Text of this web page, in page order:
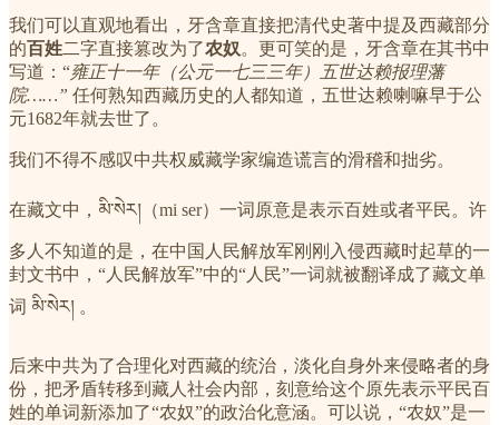
我们可以直观地看出，牙含章直接把清代史著中提及西藏部分
的百姓二字直接篡改为了农奴。更可笑的是，牙含章在其书中
写道：“雍正十一年（公元一七三三年）五世达赖报理藩
院……” 任何熟知西藏历史的人都知道，五世达赖喇嘛早于公
元1682年就去世了。
我们不得不感叹中共权威藏学家编造谎言的滑稽和拙劣。
在藏文中，མི་སེར།（mi ser）一词原意是表示百姓或者平民。许
多人不知道的是，在中国人民解放军刚刚入侵西藏时起草的一
封文书中，“人民解放军”中的“人民”一词就被翻译成了藏文单
词 མི་སེར། 。
后来中共为了合理化对西藏的统治，淡化自身外来侵略者的身
份，把矛盾转移到藏人社会内部，刻意给这个原先表示平民百
姓的单词新添加了“农奴”的政治化意涵。可以说，“农奴”是一